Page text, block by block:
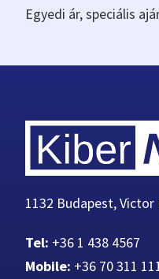
Egyedi ár, speciális
1132 Budapest, Victor
Tel: +36 1 438 4567
Mobile: +36 70 311